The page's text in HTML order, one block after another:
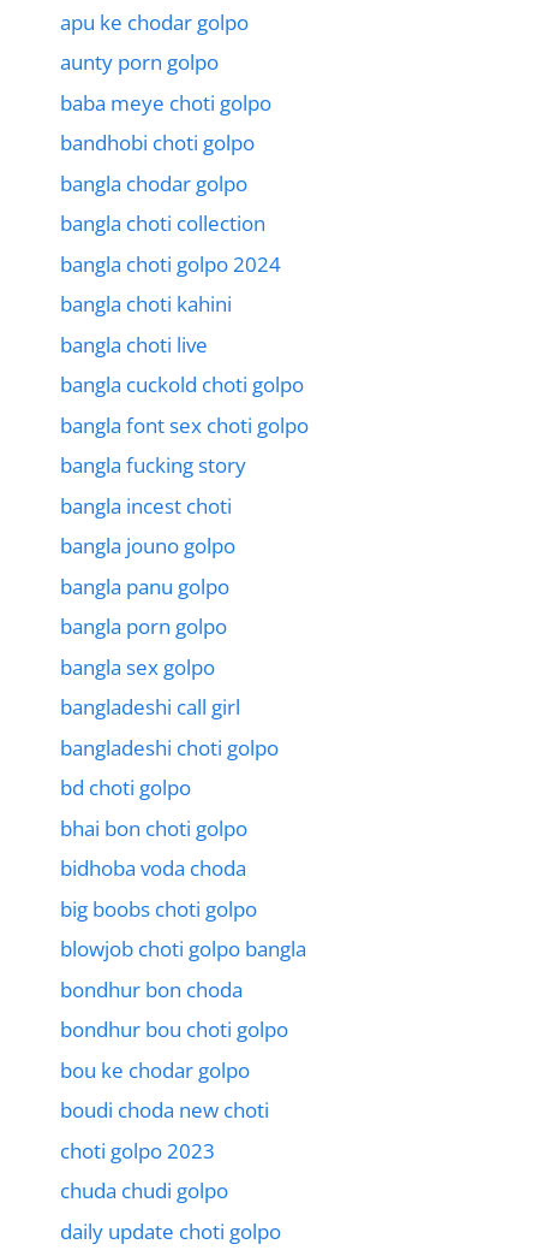
apu ke chodar golpo
aunty porn golpo
baba meye choti golpo
bandhobi choti golpo
bangla chodar golpo
bangla choti collection
bangla choti golpo 2024
bangla choti kahini
bangla choti live
bangla cuckold choti golpo
bangla font sex choti golpo
bangla fucking story
bangla incest choti
bangla jouno golpo
bangla panu golpo
bangla porn golpo
bangla sex golpo
bangladeshi call girl
bangladeshi choti golpo
bd choti golpo
bhai bon choti golpo
bidhoba voda choda
big boobs choti golpo
blowjob choti golpo bangla
bondhur bon choda
bondhur bou choti golpo
bou ke chodar golpo
boudi choda new choti
choti golpo 2023
chuda chudi golpo
daily update choti golpo